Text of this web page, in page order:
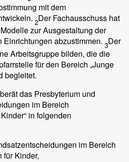
mit dem
2Der Fachausschuss hat
zur Ausgestaltung der
abzustimmen. 3Der
Arbeitsgruppe bilden, die die
für den Bereich „Junge
begleitet.
das Presbyterium und
im Bereich
in folgenden
im Bereich
für Kinder,